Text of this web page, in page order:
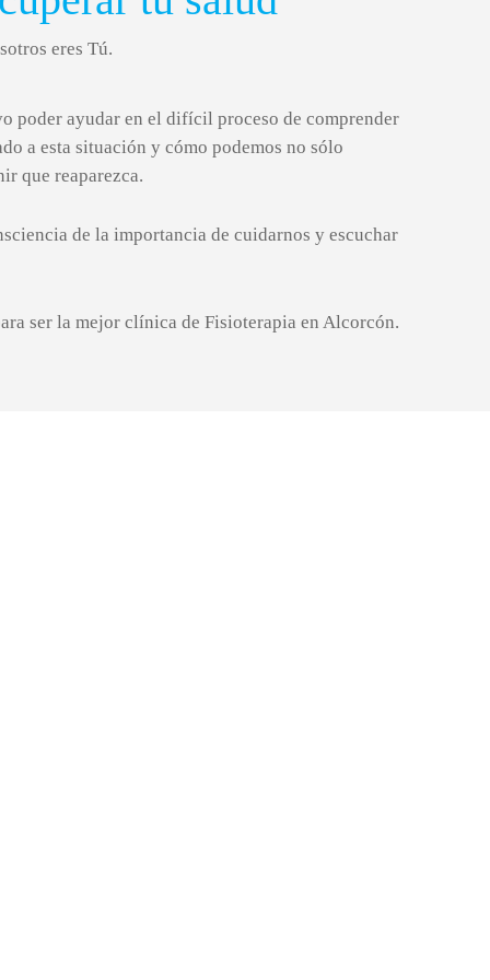
eres Tú.
poder ayudar en el difícil proceso de comprender
a esta situación y cómo podemos no sólo
que reaparezca.
de la importancia de cuidarnos y escuchar
ser la mejor clínica de Fisioterapia en Alcorcón.